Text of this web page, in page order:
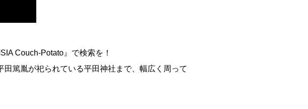
Couch-Potato』で検索を！
篤胤が祀られている平田神社まで、幅広く周って